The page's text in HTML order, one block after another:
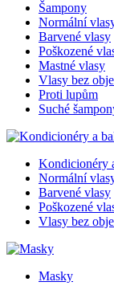
Šampony
Normální
Barvené vlasy
Poškozené
Mastné vlasy
Vlasy bez
Proti lupům
Suché
Kondicionéry
Normální
Barvené vlasy
Poškozené
Vlasy bez
Masky